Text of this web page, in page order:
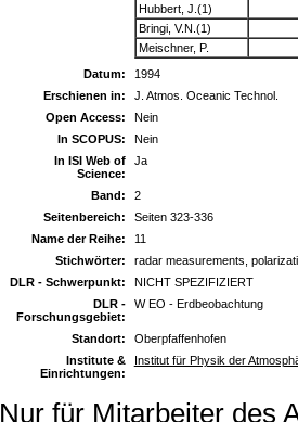
Hubbert, J.(1)
Bringi, V.N.(1)
Meischner, P.
Datum:
1994
Erschienen in:
J. Atmos. Oceanic Technol.
Open Access:
Nein
In SCOPUS:
Nein
In ISI Web of
Science:
Ja
Band:
2
Seitenbereich:
Seiten 323-336
Name der Reihe:
11
Stichwörter:
radar measurements,
DLR - Schwerpunkt:
NICHT SPEZIFIZIERT
DLR -
Forschungsgebiet:
W EO - Erdbeobachtung
Standort:
Oberpfaffenhofen
Institute &
Einrichtungen:
Institut für Physik der
Nur für Mitarbeiter des